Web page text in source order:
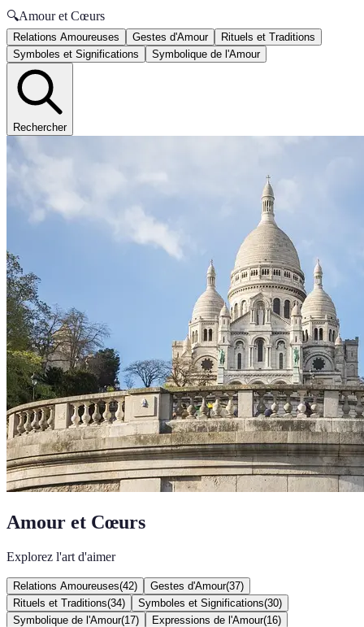
🔍Amour et Cœurs
Relations Amoureuses Gestes d'Amour
Rituels et Traditions
Symboles et Significations
Symbolique de l'Amour
Rechercher
Amour et Cœurs
Explorez l'art d'aimer
Relations Amoureuses(42) Gestes d'Amour(37)
Rituels et Traditions(34) Symboles et Significations(30)
Symbolique de l'Amour(17) Expressions de l'Amour(16)